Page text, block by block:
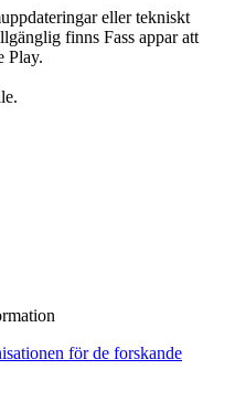
eller tekniskt
finns Fass appar att
Play.
för de forskande